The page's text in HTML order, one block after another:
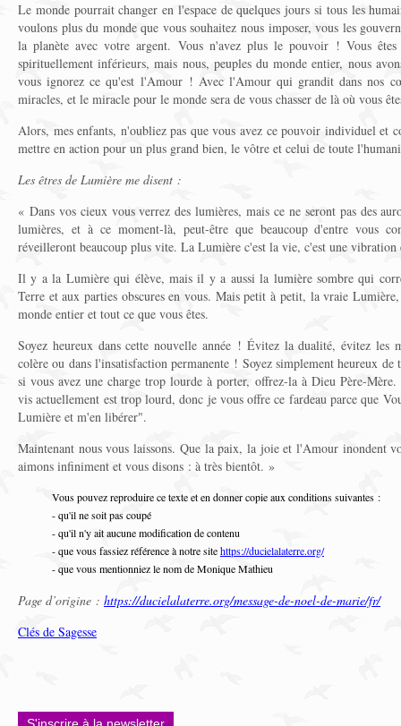
Le monde pourrait changer en l'espace de quelques jours si tous les
voulons plus du monde que vous souhaitez nous imposer, vous les
la planète avec votre argent. Vous n'avez plus le pouvoir ! Vous
spirituellement inférieurs, mais nous, peuples du monde entier, nous
vous ignorez ce qu'est l'Amour ! Avec l'Amour qui grandit dans nos
miracles, et le miracle pour le monde sera de vous chasser de là où vous
Alors, mes enfants, n'oubliez pas que vous avez ce pouvoir individuel et
mettre en action pour un plus grand bien, le vôtre et celui de toute
Les êtres de Lumière me disent :
« Dans vos cieux vous verrez des lumières, mais ce ne seront pas des
lumières, et à ce moment-là, peut-être que beaucoup d'entre vous
réveilleront beaucoup plus vite. La Lumière c'est la vie, c'est une
Il y a la Lumière qui élève, mais il y a aussi la lumière sombre qui
Terre et aux parties obscures en vous. Mais petit à petit, la vraie
monde entier et tout ce que vous êtes.
Soyez heureux dans cette nouvelle année ! Évitez la dualité, évitez les
colère ou dans l'insatisfaction permanente ! Soyez simplement heureux de
si vous avez une charge trop lourde à porter, offrez-la à Dieu Père-
vis actuellement est trop lourd, donc je vous offre ce fardeau parce que
Lumière et m'en libérer".
Maintenant nous vous laissons. Que la paix, la joie et l'Amour inondent
aimons infiniment et vous disons : à très bientôt. »
Vous pouvez reproduire ce texte et en donner copie aux conditions suivantes :
- qu'il ne soit pas coupé
- qu'il n'y ait aucune modification de contenu
- que vous fassiez référence à notre sitehttps://ducielalaterre.org/
- que vous mentionniez le nom de Monique Mathieu
Page d’origine : https://ducielalaterre.org/message-de-noel-de-marie/fr/
Clés de Sagesse